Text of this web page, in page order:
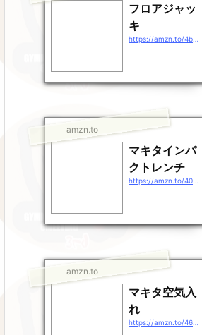
フロアジャッ
キ
amzn.to
マキタインパ
クトレンチ
amzn.to
マキタ空気入
れ